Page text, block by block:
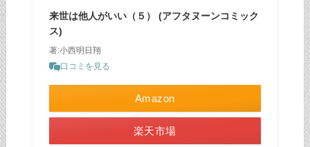
来世は他人がいい（５） (アフタヌーンコミック
ス)
著:小西明日翔
口コミを見る
Amazon
楽天市場